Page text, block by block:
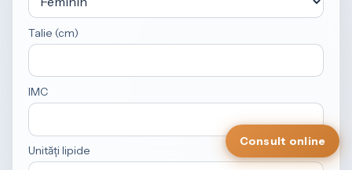
Talie (cm)
IMC
Unități lipide
Consult online